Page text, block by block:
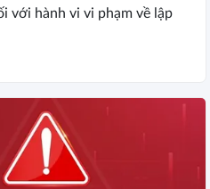
với hành vi vi phạm về lập